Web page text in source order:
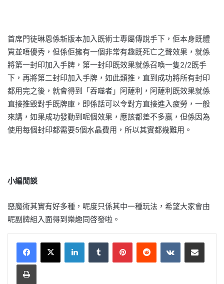
首席門徒琳恩係新版本加入既術士專屬傳說手下，佢本身既體
質並唔優秀，但係佢擁有一個非常有趣既死亡之聲效果，就係
將第一封印加入手牌，第一封印既效果就係召喚一隻2/2既手
下，再將第二封印加入手牌，如此類推，直到成功將所有封印
都用完之後，就會得到「吞噬者」阿薩利，阿薩利既效果就係
直接推毀對手既牌庫，即係話可以令對方直接進入疲勞，一般
來講，如果成功發動到呢個效果，應該都差不多贏，但係因為
使用每個封印都需要5個水晶費用，所以其實都幾難用。
小編閒談
惡魔術其實有好多種，呢度只係其中一種玩法，希望大家會由
呢副牌組入面得到樂趣同啓發啦。
LinkedInTumblr PinterestReddit VKontakteShare via Email
Print